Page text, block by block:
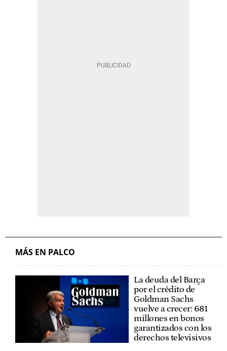
MÁS EN PALCO
La deuda del Barça
por el crédito de
Goldman Sachs
vuelve a crecer: 681
millones en bonos
garantizados con los
derechos televisivos